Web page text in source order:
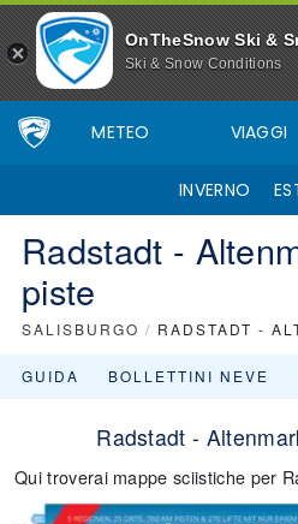
OnTheSnow Ski &
Ski & Snow Conditions
METEO VIAGGI
INVERNO
Radstadt -
piste
SALISBURGO / RADSTADT -
GUIDA BOLLETTINI NEVE
Radstadt -
Qui troverai mappe sciistiche per